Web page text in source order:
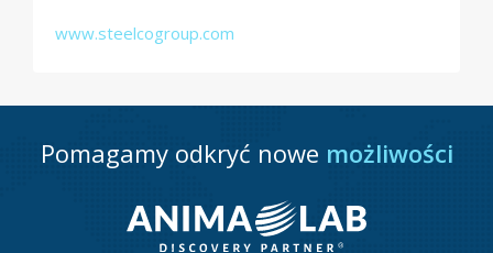
www.steelcogroup.com
Pomagamy odkryć nowe możliwości